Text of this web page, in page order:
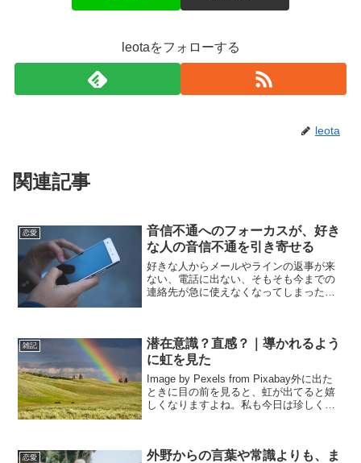
leotaをフォローする
leota
関連記事
恋愛
音信不通へのフォーカスが、好き
な人の音信不通を引き寄せる
好きな人からメールやラインの返事が来
ない、電話に出ない、そもそも今までの
連絡先が急に使えなくなってしまった
実、今起こっていることは過去...
雑記
潜在意識？直感？｜導かれるよう
に虹を見た
Image by Pexels from Pixabay外に出た
ときに目の前を見ると、虹が出てると嬉
しくなりますよね。私も今日は珍しく虹
恋愛
外野からの言葉や常識よりも、ま